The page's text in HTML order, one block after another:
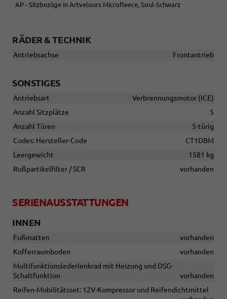
AP - Sitzbezüge in Artvelours Microfleece, Soul-Schwarz
RÄDER & TECHNIK
Antriebsachse Frontantrieb
SONSTIGES
Antriebsart
Verbrennungsmotor (ICE)
Anzahl Sitzplätze
5
Anzahl Türen
5-türig
Codes: Hersteller-Code
CT1DBM
Leergewicht
1581 kg
Rußpartikelfilter / SCR
vorhanden
SERIENAUSSTATTUNGEN
INNEN
Fußmatten
vorhanden
Kofferraumboden
vorhanden
Multifunktionslederlenkrad mit Heizung und DSG-
Schaltfunktion
vorhanden
Reifen-Mobilitätsset: 12V-Kompressor und Reifendichtmittel